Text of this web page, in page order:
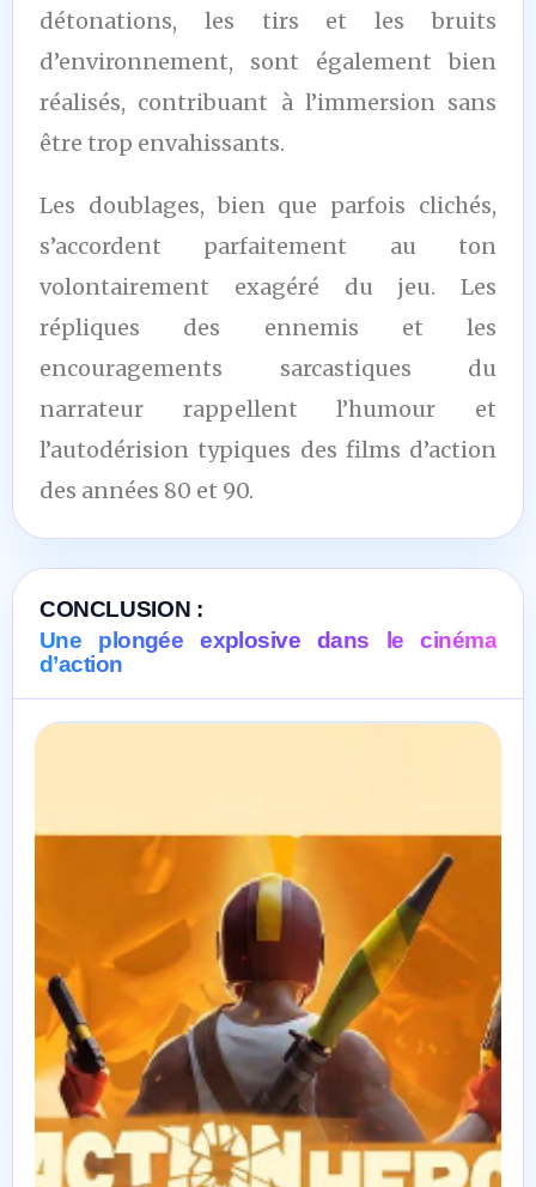
détonations, les tirs et les bruits
d’environnement, sont également bien
réalisés, contribuant à l’immersion sans
être trop envahissants.
Les doublages, bien que parfois clichés,
s’accordent parfaitement au ton
volontairement exagéré du jeu. Les
répliques des ennemis et les
encouragements sarcastiques du
narrateur rappellent l’humour et
l’autodérision typiques des films d’action
des années 80 et 90.
CONCLUSION :
Une plongée explosive dans le cinéma
d’action